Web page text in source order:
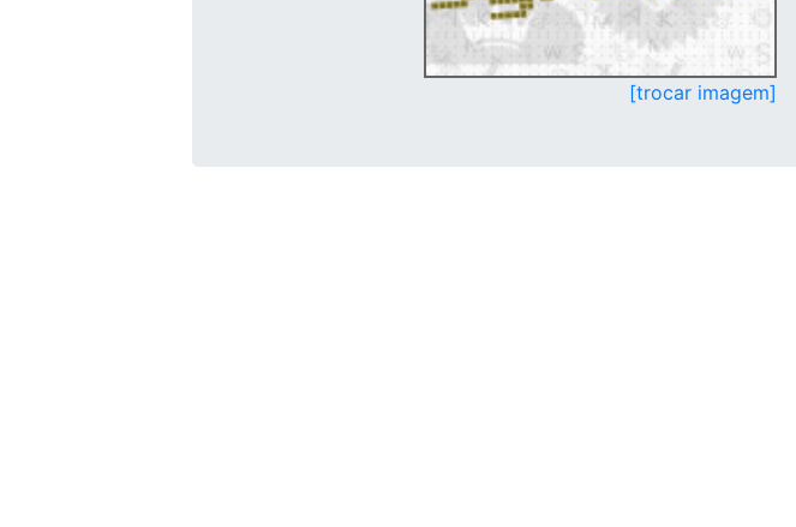
[trocar imagem]